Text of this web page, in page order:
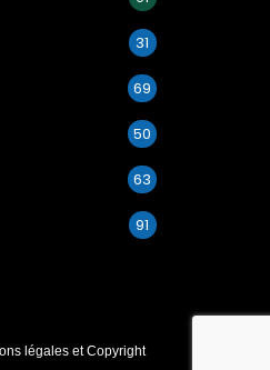
31
69
50
63
91
légales et Copyright